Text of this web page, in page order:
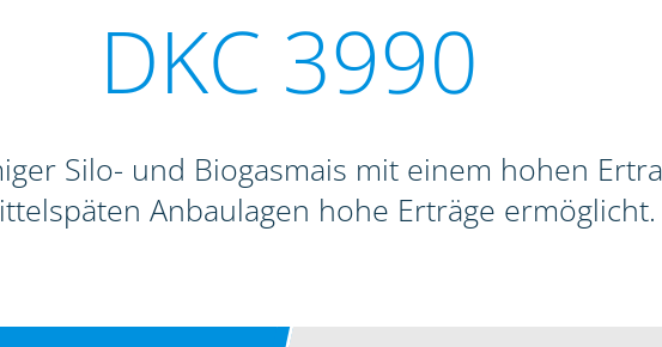
DKC 3990
Silo- und Biogasmais mit einem hohen
Anbaulagen hohe Erträge ermöglicht.